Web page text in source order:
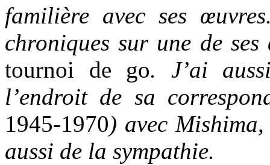
familière avec ses
chroniques sur une de
tournoi de go. J’ai
l’endroit de sa
1945-1970) avec
aussi de la sympathie.